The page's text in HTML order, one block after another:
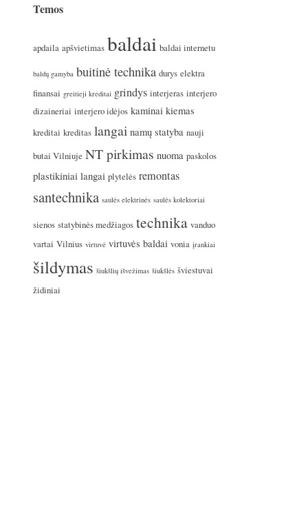
Temos
apdaila apšvietimas baldai baldai internetu
baldų gamyba buitinė technika durys elektra
finansai greitieji kreditai grindys interjeras interjero
dizaineriai interjero idėjos kaminai kiemas
kreditai kreditas langai namų statyba nauji
butai Vilniuje NT pirkimas nuoma paskolos
plastikiniai langai plytelės remontas
santechnika saulės elektrinės saulės kolektoriai
sienos statybinės medžiagos technika vanduo
vartai Vilnius virtuvė virtuvės baldai vonia įrankiai
šildymas šiukšlių išvežimas šiukšlės šviestuvai
židiniai